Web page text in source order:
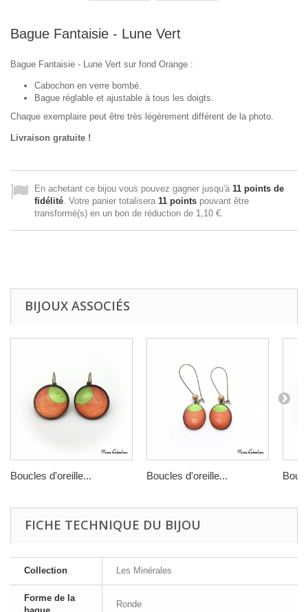
Bague Fantaisie - Lune Vert
Bague Fantaisie - Lune Vert sur fond Orange :
Cabochon en verre bombé.
Bague réglable et ajustable à tous les doigts.
Chaque exemplaire peut être très légèrement différent de la photo.
Livraison gratuite !
En achetant ce bijou vous pouvez gagner jusqu'à 11 points de
fidélité. Votre panier totalisera 11 points pouvant être
transformé(s) en un bon de réduction de 1,10 €.
BIJOUX ASSOCIÉS
Boucles d'oreille... Boucles d'oreille...
FICHE TECHNIQUE DU BIJOU
Collection Les Minérales
Forme de la
Ronde